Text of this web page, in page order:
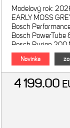
Modelový rok:
EARLY MOSS
Bosch
Bosch
Bosch Purion 200
Purion 20
Novinka
4 199.00